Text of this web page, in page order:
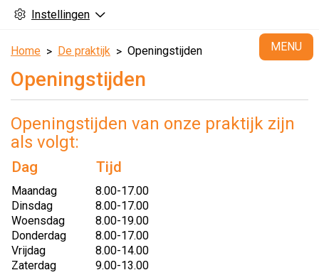
Instellingen
MENU
Home De praktijk Openingstijden
Openingstijden
Openingstijden van onze praktijk zijn
als volgt:
Dag Tijd
Maandag
8.00-17.00
Dinsdag
8.00-17.00
Woensdag
8.00-19.00
Donderdag
8.00-17.00
Vrijdag
8.00-14.00
Zaterdag
9.00-13.00